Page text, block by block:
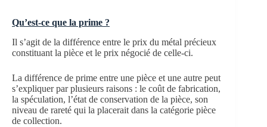
Qu’est-ce que la prime ?
Il s’agit de la différence entre le prix du métal précieux
constituant la pièce et le prix négocié de celle-ci.
La différence de prime entre une pièce et une autre peut
s’expliquer par plusieurs raisons : le coût de fabrication,
la spéculation, l’état de conservation de la pièce, son
niveau de rareté qui la placerait dans la catégorie pièce
de collection.